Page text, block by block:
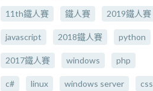
11th鐵人賽 鐵人賽 2019鐵人賽
javascript 2018鐵人賽 python
2017鐵人賽 windows php
c# linux windows server css